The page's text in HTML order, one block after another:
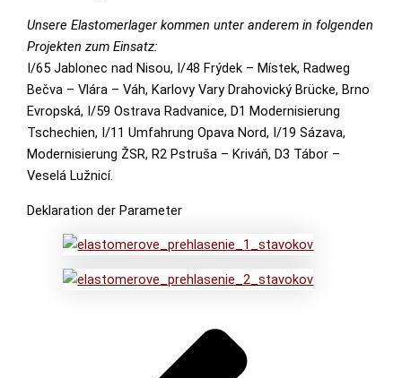
Unsere Elastomerlager kommen unter anderem in folgenden
Projekten zum Einsatz:
I/65 Jablonec nad Nisou, I/48 Frýdek – Místek, Radweg
Bečva – Vlára – Váh, Karlovy Vary Drahovický Brücke, Brno
Evropská, I/59 Ostrava Radvanice, D1 Modernisierung
Tschechien, I/11 Umfahrung Opava Nord, I/19 Sázava,
Modernisierung ŽSR, R2 Pstruša – Kriváň, D3 Tábor –
Veselá Lužnicí.
Deklaration der Parameter